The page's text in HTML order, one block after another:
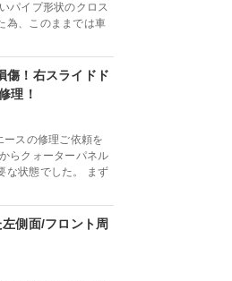
パイプ形状のクロス
為、このままでは車
傷！右スライドド
理！
スの修理ご依頼を
らクォーターパネル
な状態でした。 まず
側面/フロント周